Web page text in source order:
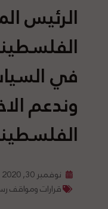
الرئيس
في
وندعم
نوفمبر 30, 2020
قرارات ومواقف